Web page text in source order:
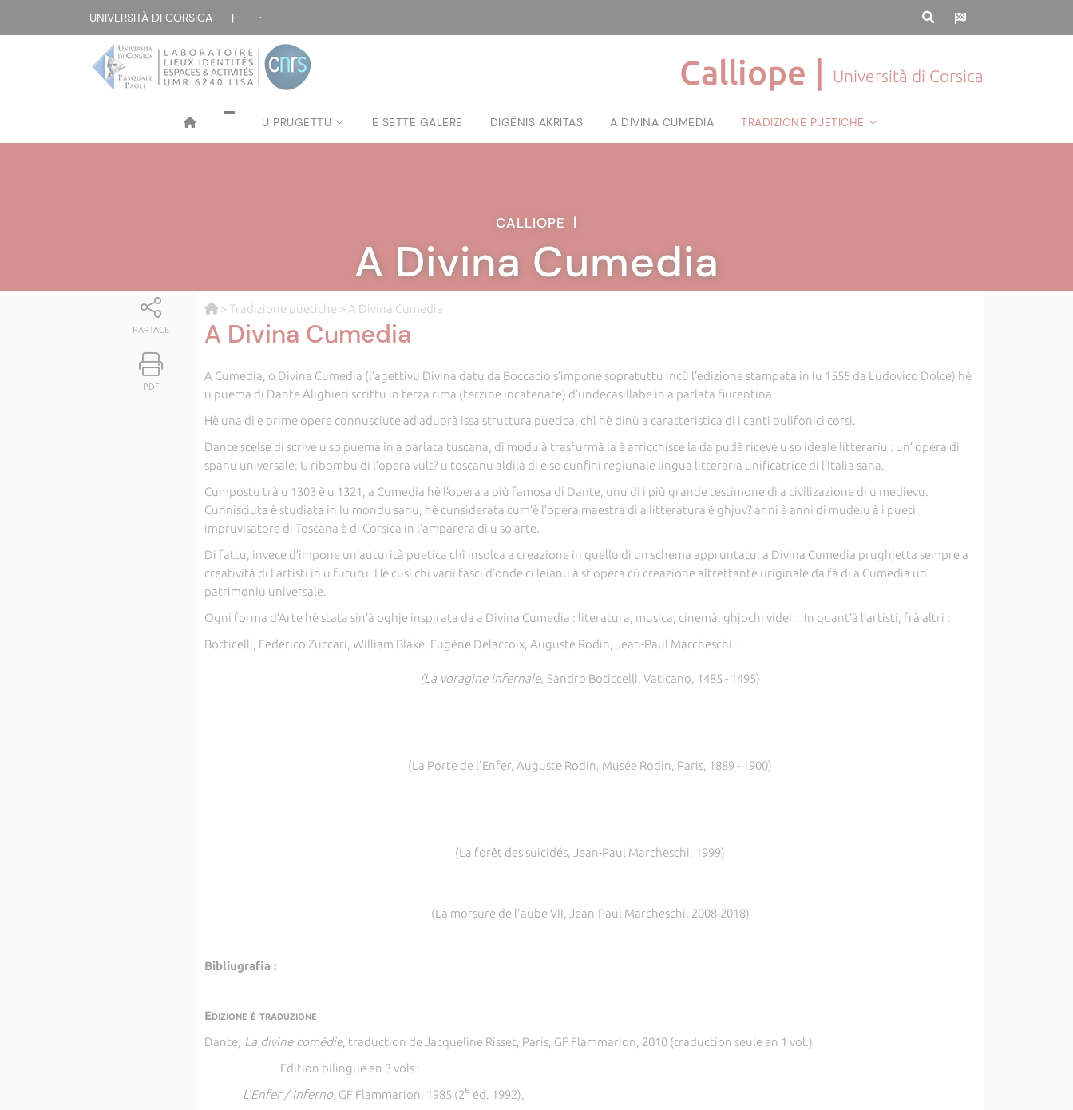
UNIVERSITÀ DI CORSICA | :
Calliope | Università di Corsica
U PRUGETTU E SETTE GALERE DIGÉNIS AKRITAS A DIVINA CUMEDIA TRADIZIONE PUETICHE
CALLIOPE |
A Divina Cumedia
PARTAGE
PDF
> Tradizione puetiche > A Divina Cumedia
A Divina Cumedia
A Cumedia, o Divina Cumedia (l’agettivu Divina datu da Boccacio s’impone sopratuttu incù l’edizione stampata in lu 1555 da Ludovico Dolce) hè
u puema di Dante Alighieri scrittu in terza rima (terzine incatenate) d’undecasillabe in a parlata fiurentina.
Hè una di e prime opere connusciute ad aduprà issa struttura puetica, chì hè dinù a caratteristica di i canti pulifonici corsi.
Dante scelse di scrive u so puema in a parlata tuscana, di modu à trasfurmà la è arricchisce la da pudè riceve u so ideale litterariu : un’ opera di
spanu universale. U ribombu di l’opera vult? u toscanu aldilà di e so cunfini regiunale lingua litteraria unificatrice di l’Italia sana.
Cumpostu trà u 1303 è u 1321, a Cumedia hè l’opera a più famosa di Dante, unu di i più grande testimone di a civilizazione di u medievu.
Cunnisciuta è studiata in lu mondu sanu, hè cunsiderata cum’è l’opera maestra di a litteratura è ghjuv? anni è anni di mudelu à i pueti
impruvisatore di Toscana è di Corsica in l’amparera di u so arte.
Di fattu, invece d’impone un’auturità puetica chì insolca a creazione in quellu di un schema appruntatu, a Divina Cumedia prughjetta sempre a
creatività di l’artisti in u futuru. Hè cusì chi varii fasci d’onde ci leianu à st’opera cù creazione altrettante uriginale da fà di a Cumedia un
patrimoniu universale.
Ogni forma d’Arte hè stata sin’à oghje inspirata da a Divina Cumedia : literatura, musica, cinemà, ghjochi videi…In quant’à l’artisti, frà altri :
Botticelli, Federico Zuccari, William Blake, Eugène Delacroix, Auguste Rodin, Jean-Paul Marcheschi…
(La voragine infernale, Sandro Boticcelli, Vaticano, 1485 - 1495)
(La Porte de l'Enfer, Auguste Rodin, Musée Rodin, Paris, 1889 - 1900)
(La forêt des suicidés, Jean-Paul Marcheschi, 1999)
(La morsure de l'aube VII, Jean-Paul Marcheschi, 2008-2018)
Bibliugrafia :
Edizione è traduzione
Dante, La divine comédie, traduction de Jacqueline Risset, Paris, GF Flammarion, 2010 (traduction seule en 1 vol.)
Edition bilingue en 3 vols :
L’Enfer / Inferno, GF Flammarion, 1985 (2eéd. 1992),